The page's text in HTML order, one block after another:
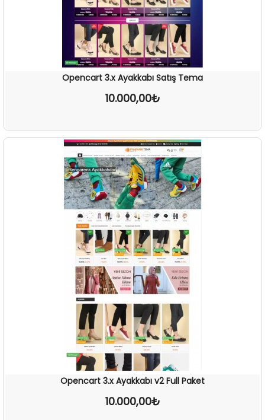
Opencart 3.x Ayakkabı Satış Tema
10.000,00₺
Opencart 3.x Ayakkabı v2 Full Paket
10.000,00₺